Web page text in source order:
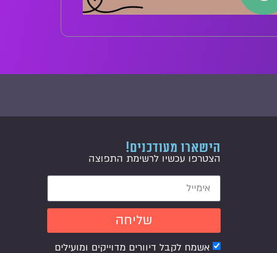
הישארו מעודכנים!
הצטרפו עכשיו לרשימת התפוצה
אשמח לקבל דיוורים מדוייקים ומועילים
שליחה